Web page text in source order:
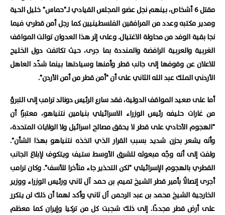
مقتل 6 أشخاص، بينهم نجل عضو المجلس القيادي لـ"حماس" خليل الحية
ومدير مكتبه وعدد من المرافقين الفلسطينيين كما رجل أمن قطري فيما
نجا بقية الوفد من محاولة الاغتيال. وعلى إثر هذا العدوان توالت المواقف
الغربية والعربية الرافضة والمنددة بما جرى، حيث تكاتفت دول الخليج
للاعلان عن وقوفها إلى جانب قطر وأمنها وسيادتها بينما شدّد العاهل
الأردني الملك عبد الله الثاني على أن "أمن قطر من أمن الأردن".
أما على صعيد المواقف الدولية، فقد سارع الرئيس دونالد ترامب إلى التبرؤ
من غارات حليفه رئيس الوزراء الاسرائيلي بنيامين نتنياهو، معتبرًا أن
"الهجوم الأحادي على قطر لا يحقق مصالح اسرائيل ولا الولايات المتحدة،
وأنه يشعر بحزن شديد بسبب القرار الذي اتخذه نتنياهو بهذا الشأن".
ولفت إلى أنه وجّه مبعوثه للشرق الأوسط ستيف ويتكوف لإبلاغ الجانب
القطري بالهجوم الإسرائيلي "لكن التحذير جاء متأخرا للأسف". وكان ترامب
أجرى إتصالًا بأمير قطر الشيخ تميم بن حمد آل ثاني ورئيس الوزراء ووزير
الخارجية الشيخ محمد بن عبد الرحمن آل ثاني وأكد لهما أن ذلك لن يتكرر
على أرض قطر مجددًا. إلى ذلك شجبت كل من تركيا وإيران كما معظم